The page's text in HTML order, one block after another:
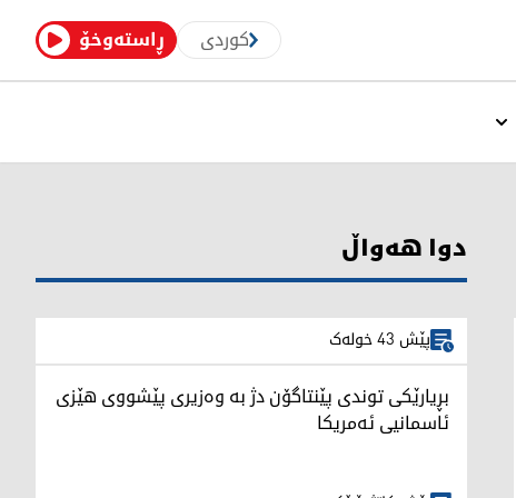
ڕاستەوخۆ کوردی
دوا هەواڵ
پێش 43 خولەک
بڕیارێکی توندی پێنتاگۆن دژ بە وەزیری پێشووی هێزی
ئاسمانیی ئەمریکا